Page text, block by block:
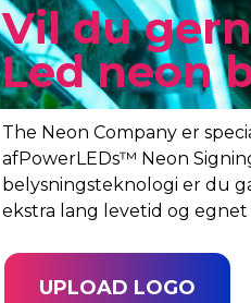
Vil du
Led neon
The Neon Company er
afPowerLEDs™ Neon
belysningsteknologi er du
ekstra lang levetid og
UPLOAD LOGO